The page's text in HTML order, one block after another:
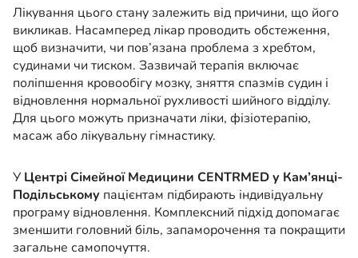
Лікування цього стану залежить від причини, що його
викликав. Насамперед лікар проводить обстеження,
щоб визначити, чи пов’язана проблема з хребтом,
судинами чи тиском. Зазвичай терапія включає
поліпшення кровообігу мозку, зняття спазмів судин і
відновлення нормальної рухливості шийного відділу.
Для цього можуть призначати ліки, фізіотерапію,
масаж або лікувальну гімнастику.
У Центрі Сімейної Медицини CENTRMED у Кам’янці-
Подільському пацієнтам підбирають індивідуальну
програму відновлення. Комплексний підхід допомагає
зменшити головний біль, запаморочення та покращити
загальне самопочуття.